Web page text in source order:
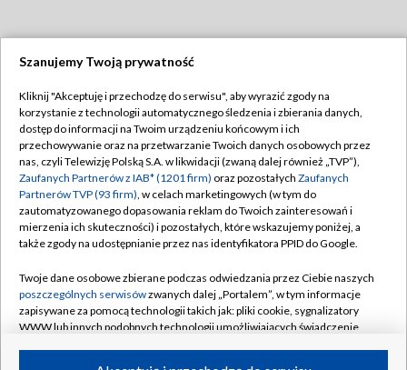
TVP
Abonament TVP
Emisja w TVP
Centrum informacji TVP
Naziemna Telewizja Cyfrowa
Rada Programowa
System NOS
Informacje o nadawcy
Regulamin TVP
Polityka prywatności
Moje zgody
Pomoc
Kontakt
Kanały
Szanujemy Twoją prywatność
Kliknij "Akceptuję i przechodzę do serwisu", aby wyrazić zgody na
korzystanie z technologii automatycznego śledzenia i zbierania danych,
dostęp do informacji na Twoim urządzeniu końcowym i ich
przechowywanie oraz na przetwarzanie Twoich danych osobowych przez
nas, czyli Telewizję Polską S.A. w likwidacji (zwaną dalej również „TVP”),
Zaufanych Partnerów z IAB* (1201 firm) oraz pozostałych Zaufanych
Partnerów TVP (93 firm), w celach marketingowych (w tym do
zautomatyzowanego dopasowania reklam do Twoich zainteresowań i
mierzenia ich skuteczności) i pozostałych, które wskazujemy poniżej, a
także zgody na udostępnianie przez nas identyfikatora PPID do Google.
Twoje dane osobowe zbierane podczas odwiedzania przez Ciebie naszych
poszczególnych serwisówzwanych dalej „Portalem”, w tym informacje
zapisywane za pomocą technologii takich jak: pliki cookie, sygnalizatory
WWW lub innych podobnych technologii umożliwiających świadczenie